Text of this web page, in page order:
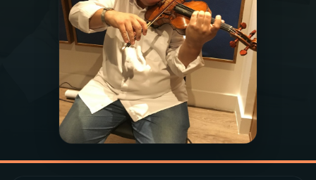
PODCASTS
VIDEOCASTS
ÚLTIMAS
PRÊMIO RÁDIO MEC